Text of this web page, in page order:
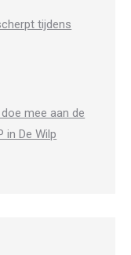
tijdens
mee aan de
in De Wilp